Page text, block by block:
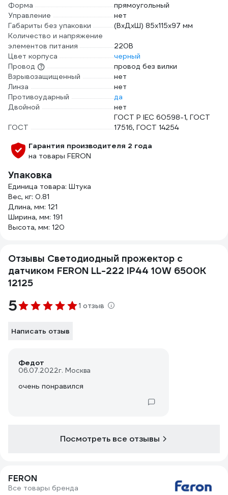
Форма
прямоугольный
Управление
нет
Габариты без упаковки
(ВхДхШ) 85х115х97 мм
Количество и напряжение
элементов питания
220В
Цвет корпуса
черный
Провод
провод без вилки
Взрывозащищенный
нет
Линза
нет
Противоударный
да
Двойной
нет
ГОСТ
ГОСТ Р IEC 60598-1, ГОСТ
17516, ГОСТ 14254
Гарантия производителя 2 года
на товары FERON
Упаковка
Единица товара: Штука
Вес, кг: 0.81
Длина, мм: 121
Ширина, мм: 191
Высота, мм: 120
Отзывы Светодиодный прожектор с
датчиком FERON LL-222 IP44 10W 6500K
12125
5 1 отзыв
Написать отзыв
Федот
06.07.2022г. Москва
очень понравился
Посмотреть все отзывы
FERON
Все товары бренда